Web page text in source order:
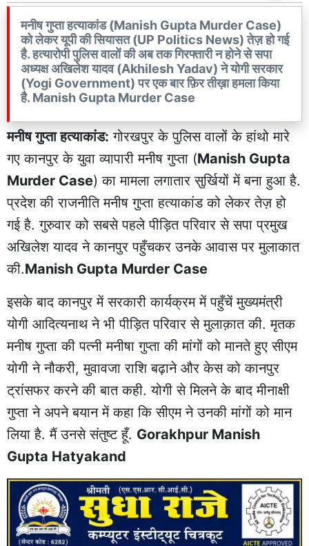
मनीष गुप्ता हत्याकांड (Manish Gupta Murder Case)
को लेकर यूपी की सियासत (UP Politics News) तेज़ हो गई
है. हत्यारोपी पुलिस वालों की अब तक गिरफ्तारी न होने से सपा
अध्यक्ष अखिलेश यादव (Akhilesh Yadav) ने योगी सरकार
(Yogi Government) पर एक बार फ़िर तीख़ा हमला किया
है. Manish Gupta Murder Case
मनीष गुप्ता हत्याकांड: गोरखपुर के पुलिस वालों के हांथो मारे
गए कानपुर के युवा व्यापारी मनीष गुप्ता (Manish Gupta
Murder Case) का मामला लगातार सुर्खियों में बना हुआ है.
प्रदेश की राजनीति मनीष गुप्ता हत्याकांड को लेकर तेज़ हो
गई है. गुरुवार को सबसे पहले पीड़ित परिवार से सपा प्रमुख
अखिलेश यादव ने कानपुर पहुँचकर उनके आवास पर मुलाकात
की.Manish Gupta Murder Case
इसके बाद कानपुर में सरकारी कार्यक्रम में पहुँचें मुख्यमंत्री
योगी आदित्यनाथ ने भी पीड़ित परिवार से मुलाक़ात की. मृतक
मनीष गुप्ता की पत्नी मनीषा गुप्ता की मांगों को मानते हुए सीएम
योगी ने नौकरी, मुवावजा राशि बढ़ाने और केस को कानपुर
ट्रांसफर करने की बात कही. योगी से मिलने के बाद मीनाक्षी
गुप्ता ने अपने बयान में कहा कि सीएम ने उनकी मांगों को मान
लिया है. मैं उनसे संतुष्ट हूँ. Gorakhpur Manish
Gupta Hatyakand